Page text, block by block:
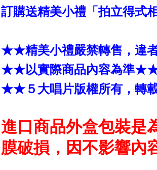
訂購送精美小禮「拍立得式
★★精美小禮嚴禁轉售，違
★★以實際商品內容為準
★★５大唱片版權所有，轉
進口商品外盒包裝是
膜破損，因不影響內